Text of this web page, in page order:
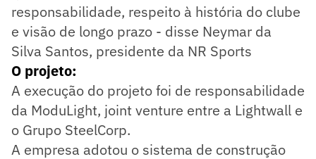
responsabilidade, respeito à história do clube
e visão de longo prazo - disse Neymar da
Silva Santos, presidente da NR Sports
O projeto:
A execução do projeto foi de responsabilidade
da ModuLight, joint venture entre a Lightwall e
o Grupo SteelCorp.
A empresa adotou o sistema de construção